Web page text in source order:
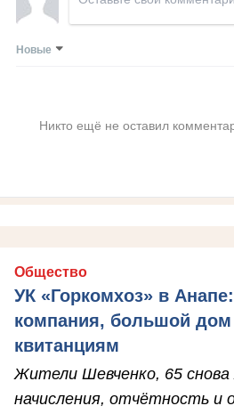
Новые
Никто ещё не оставил
Общество
УК «Горкомхоз» в
компания, большой
квитанциям
Жители Шевченко, 65
начисления, отчётность и